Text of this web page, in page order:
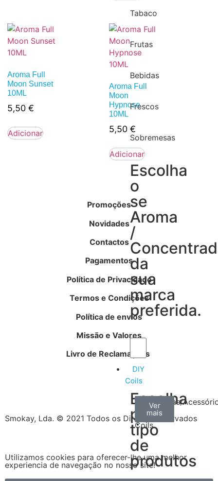
Tabaco
Frutas
Bebidas
Frescos
Sobremesas
Escolha
o
se
Aroma
/
da
sua
marca
preferida.
DIY
Coils
Escolha
por
tipo
de
produtos
Arame
Coils
Ver
mais
Algodão
Ver
mais
Ferramentas/
Ver
mais
Aroma Full
Moon Sunset
10ML
5,50 €
Adicionar
Aroma Full
Moon
Hypnose
10ML
5,50 €
Adicionar
Promoções
Novidades
Contactos
Pagamentos
Política de Privacidade
Termos e Condições
Política de envios
Missão e Valores
Livro de Reclamações
Smokay, Lda. © 2021 Todos os Direitos Reservados
Utilizamos cookies para oferecer-lhe uma melhor
experiencia de navegação no nosso site!